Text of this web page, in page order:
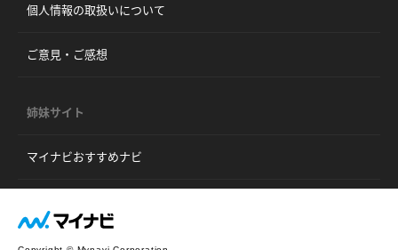
個人情報の取扱いについて
ご意見・ご感想
姉妹サイト
マイナビおすすめナビ